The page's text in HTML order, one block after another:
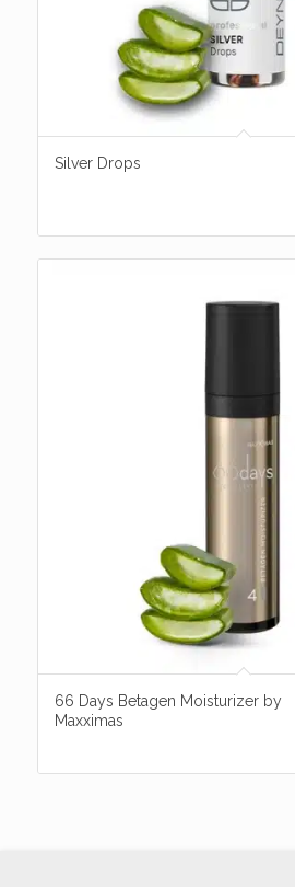
Silver Drops
66 Days Betagen Moisturizer by
Maxximas